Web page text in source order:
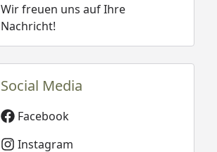
Wir freuen uns auf Ihre
Nachricht!
Social Media
Facebook
Instagram